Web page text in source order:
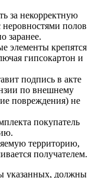
за некорректную
неровностями полов
заранее.
элементы крепятся
гипсокартон и
подпись в акте
по внешнему
повреждения) не
покупатель
территорию,
получателем.
указанных, должны